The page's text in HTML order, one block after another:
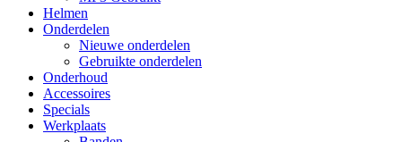
Helmen
Onderdelen
Nieuwe onderdelen
Gebruikte onderdelen
Onderhoud
Accessoires
Specials
Werkplaats